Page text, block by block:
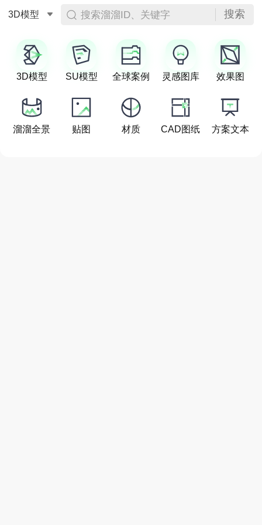
3D模型 搜索溜溜ID、关键字 搜索
3D模型 SU模型 全球案例 灵感图库 效果图
溜溜全景 贴图 材质 CAD图纸 方案文本